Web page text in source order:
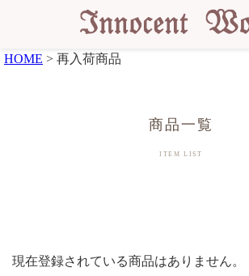
HOME 再入荷商品
現在登録されている商品はありません。